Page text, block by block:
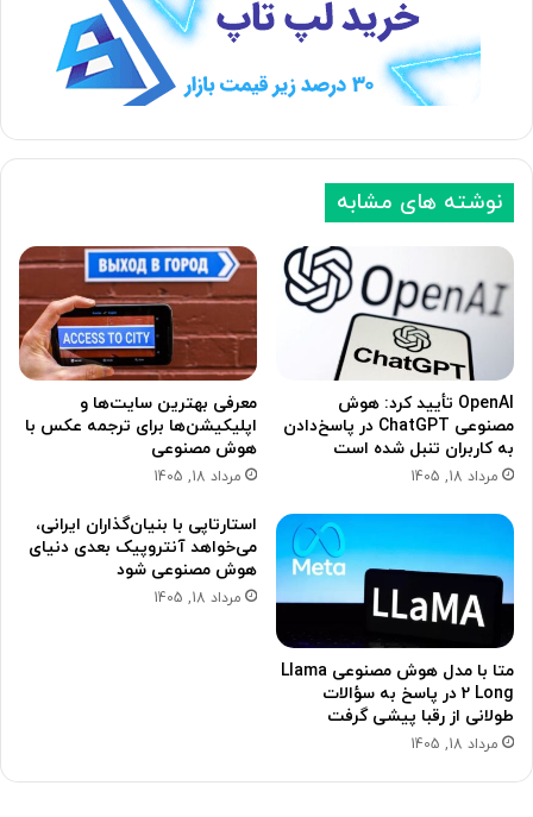
ق
ب
ی
ه
ع
ی
نوشته های مشابه
OpenAI تأیید کرد: هوش
مصنوعی ChatGPT در پاسخ‌دادن
به کاربران تنبل شده است
مرداد 18, 1405
معرفی بهترین سایت‌ها و
اپلیکیشن‌ها برای ترجمه عکس با
هوش مصنوعی
مرداد 18, 1405
متا با مدل هوش مصنوعی Llama
2 Long در پاسخ به سؤالات
طولانی از رقبا پیشی گرفت
مرداد 18, 1405
استارتاپی با بنیان‌گذاران ایرانی،
می‌خواهد آنتروپیک بعدی دنیای
هوش مصنوعی شود
مرداد 18, 1405